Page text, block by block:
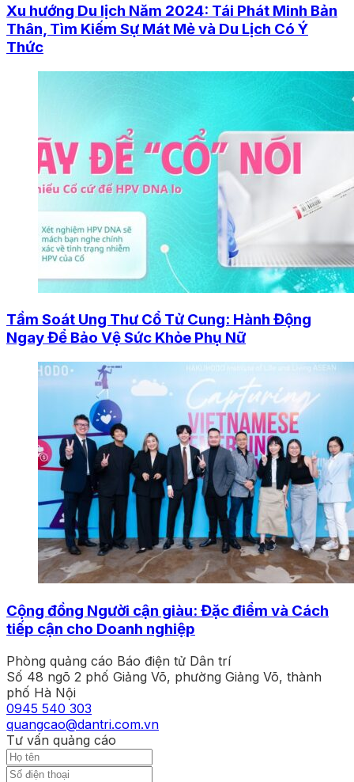
Xu hướng Du lịch Năm 2024: Tái Phát Minh Bản
Thân, Tìm Kiếm Sự Mát Mẻ và Du Lịch Có Ý
Thức
Tầm Soát Ung Thư Cổ Tử Cung: Hành Động
Ngay Để Bảo Vệ Sức Khỏe Phụ Nữ
Cộng đồng Người cận giàu: Đặc điểm và Cách
tiếp cận cho Doanh nghiệp
Phòng quảng cáo Báo điện tử Dân trí
Số 48 ngõ 2 phố Giảng Võ, phường Giảng Võ, thành
phố Hà Nội
0945 540 303
quangcao@dantri.com.vn
Tư vấn quảng cáo